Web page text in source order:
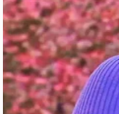
está sob a
da dinâmica do
exatas que
serão
levanta